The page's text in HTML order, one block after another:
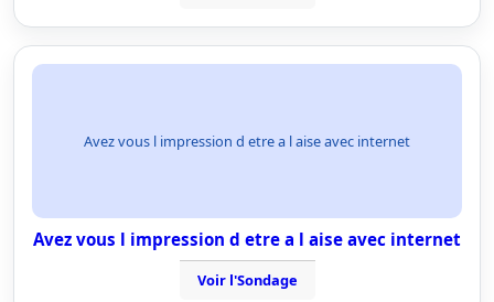
Avez vous l impression d etre a l aise avec internet
Avez vous l impression d etre a l aise avec internet
Voir l'Sondage